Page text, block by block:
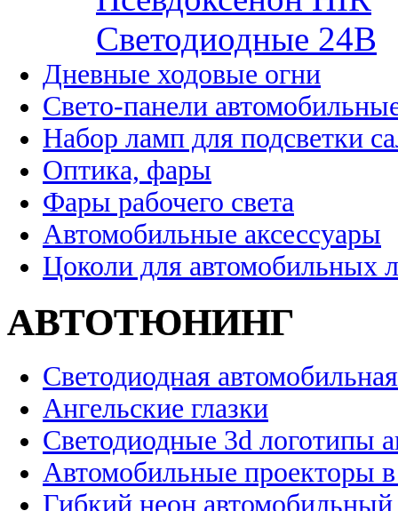
Cветодиодные 24B
Дневные ходовые огни
Свето-панели
Набор ламп для подсветки
Оптика, фары
Фары рабочего света
Автомобильные аксессуары
Цоколи для автомобильных
АВТОТЮНИНГ
Светодиодная
Ангельские глазки
Светодиодные 3d логотипы
Автомобильные проекторы
Гибкий неон автомобильный